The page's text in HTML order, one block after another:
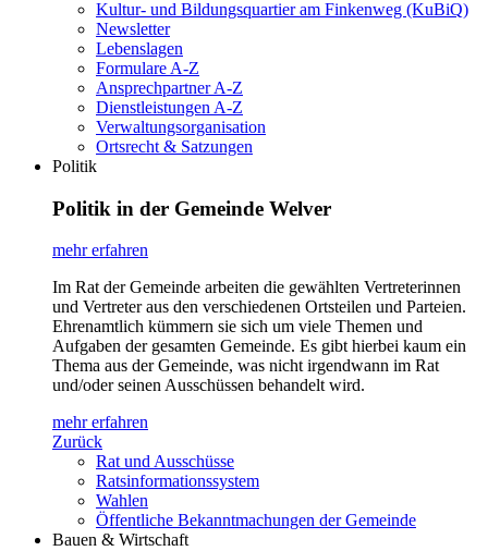
Kultur- und Bildungsquartier am Finkenweg (KuBiQ)
Newsletter
Lebenslagen
Formulare A-Z
Ansprechpartner A-Z
Dienstleistungen A-Z
Verwaltungsorganisation
Ortsrecht & Satzungen
Politik
Politik in der Gemeinde Welver
mehr erfahren
Im Rat der Gemeinde arbeiten die gewählten Vertreterinnen
und Vertreter aus den verschiedenen Ortsteilen und Parteien.
Ehrenamtlich kümmern sie sich um viele Themen und
Aufgaben der gesamten Gemeinde. Es gibt hierbei kaum ein
Thema aus der Gemeinde, was nicht irgendwann im Rat
und/oder seinen Ausschüssen behandelt wird.
mehr erfahren
Zurück
Rat und Ausschüsse
Ratsinformationssystem
Wahlen
Öffentliche Bekanntmachungen der Gemeinde
Bauen & Wirtschaft